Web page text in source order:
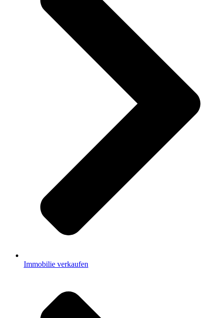
Immobilie verkaufen